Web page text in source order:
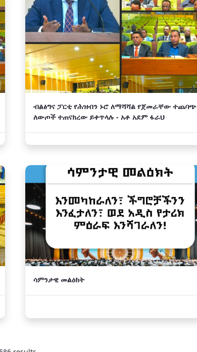
ብልፅግና ፓርቲ የሕዝብን ኑሮ ለማሻሻል የጀመራቸው ተጨባጭ
ለውጦች ተጠናክረው ይቀጥላሉ - አቶ አደም ፋራህ
ሳምንታዊ መልዕክት